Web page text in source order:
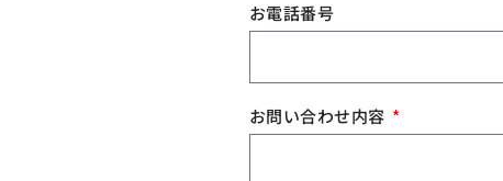
お電話番号
お問い合わせ内容